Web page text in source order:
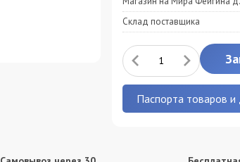
Склад поставщика
Паспорта товаров и